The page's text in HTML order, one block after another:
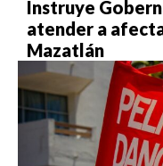
Instruye
atender a
Mazatlán